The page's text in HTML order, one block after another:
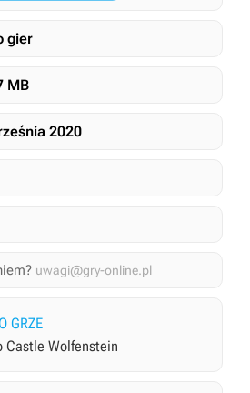
gier
MB
2020
uwagi@gry-online.pl
GRZE
Castle Wolfenstein